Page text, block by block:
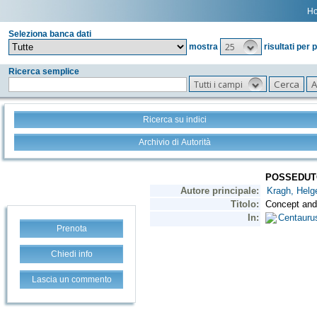
Seleziona banca dati
mostra
25 risultati per
Ricerca semplice
Tutti i campi
Ricerca su indici
Archivio di Autorità
Prenota
Chiedi info
Lascia un commento